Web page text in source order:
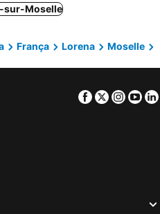
Differdange, Hotéis
Echternach, Hotéis
Verdun, Lorena Hotéis
Bettembourg, Hotéis
sur-Moselle
França Lorena
Moselle
Facebook
Twitter